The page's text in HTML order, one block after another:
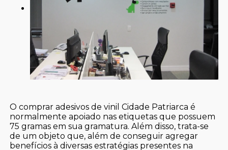
O comprar adesivos de vinil Cidade Patriarca é
normalmente apoiado nas etiquetas que possuem
75 gramas em sua gramatura. Além disso, trata-se
de um objeto que, além de conseguir agregar
benefícios à diversas estratégias presentes na